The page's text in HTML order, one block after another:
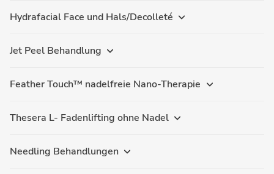
Hydrafacial Face und Hals/Decolleté
Jet Peel Behandlung
Feather Touch™ nadelfreie Nano-Therapie
Thesera L- Fadenlifting ohne Nadel
Needling Behandlungen